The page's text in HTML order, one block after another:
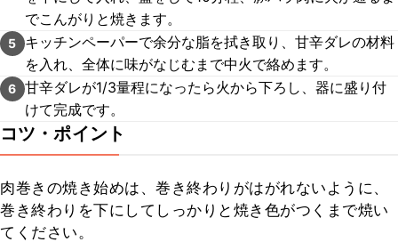
でこんがりと焼きます。
5
キッチンペーパーで余分な脂を拭き取り、甘辛ダレの材料
を入れ、全体に味がなじむまで中火で絡めます。
6 甘辛ダレが1/3量程になったら火から下ろし、器に盛り付
けて完成です。
コツ・ポイント
肉巻きの焼き始めは、巻き終わりがはがれないように、
巻き終わりを下にしてしっかりと焼き色がつくまで焼い
てください。